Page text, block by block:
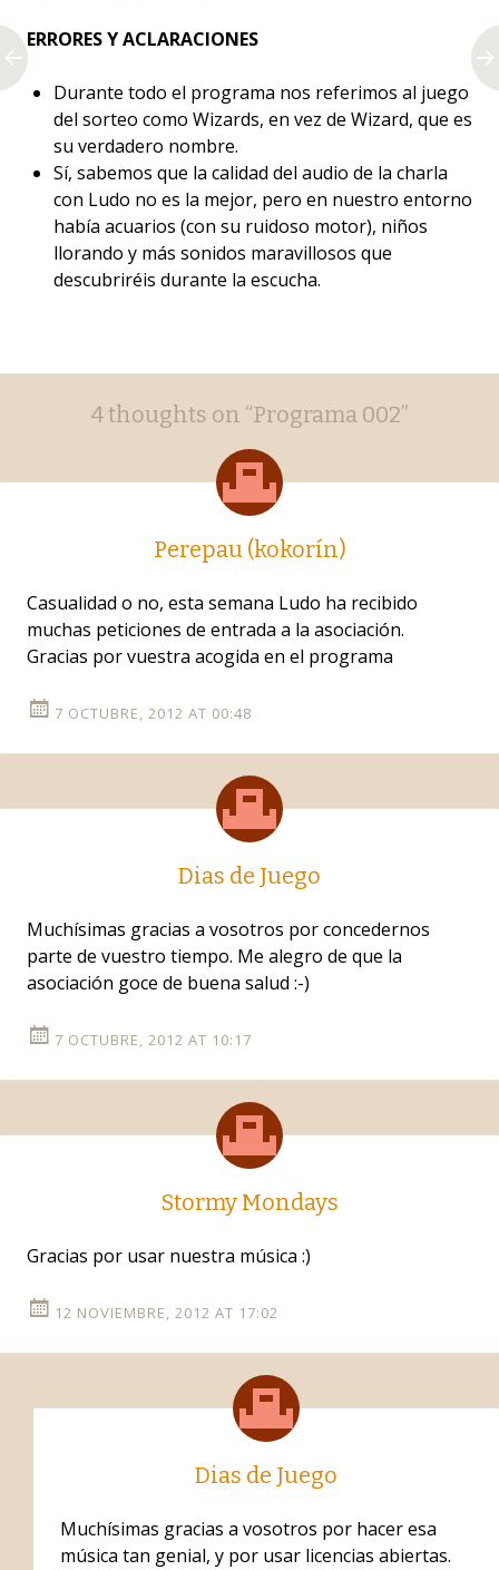
ERRORES Y ACLARACIONES
Durante todo el programa nos referimos al juego
del sorteo como Wizards, en vez de Wizard, que es
su verdadero nombre.
Sí, sabemos que la calidad del audio de la charla
con Ludo no es la mejor, pero en nuestro entorno
había acuarios (con su ruidoso motor), niños
llorando y más sonidos maravillosos que
descubriréis durante la escucha.
Post
navigation
4 thoughts on “Programa 002”
Perepau (kokorín)
Casualidad o no, esta semana Ludo ha recibido
muchas peticiones de entrada a la asociación.
Gracias por vuestra acogida en el programa
7 OCTUBRE, 2012 AT 00:48
Dias de Juego
Muchísimas gracias a vosotros por concedernos
parte de vuestro tiempo. Me alegro de que la
asociación goce de buena salud :-)
7 OCTUBRE, 2012 AT 10:17
Stormy Mondays
Gracias por usar nuestra música :)
12 NOVIEMBRE, 2012 AT 17:02
Dias de Juego
Muchísimas gracias a vosotros por hacer esa
música tan genial, y por usar licencias abiertas.